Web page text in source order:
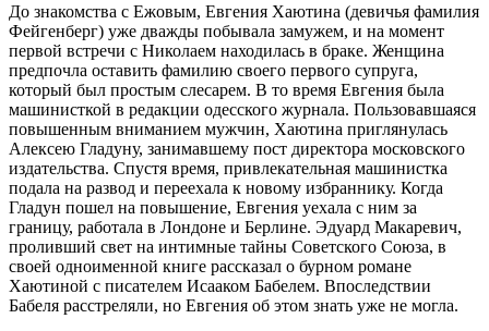
До знакомства с Ежовым, Евгения Хаютина (девичья фамилия
Фейгенберг) уже дважды побывала замужем, и на момент
первой встречи с Николаем находилась в браке. Женщина
предпочла оставить фамилию своего первого супруга,
который был простым слесарем. В то время Евгения была
машинисткой в редакции одесского журнала. Пользовавшаяся
повышенным вниманием мужчин, Хаютина приглянулась
Алексею Гладуну, занимавшему пост директора московского
издательства. Спустя время, привлекательная машинистка
подала на развод и переехала к новому избраннику. Когда
Гладун пошел на повышение, Евгения уехала с ним за
границу, работала в Лондоне и Берлине. Эдуард Макаревич,
проливший свет на интимные тайны Советского Союза, в
своей одноименной книге рассказал о бурном романе
Хаютиной с писателем Исааком Бабелем. Впоследствии
Бабеля расстреляли, но Евгения об этом знать уже не могла.